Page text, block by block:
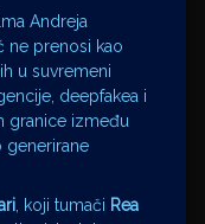
Andreja
ne prenosi kao
u suvremeni
deepfakea i
granice između
generirane
, koji tumači Rea